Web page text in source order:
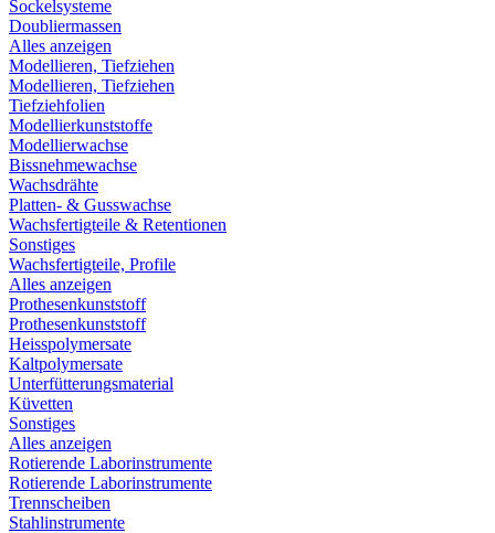
Sockelsysteme
Doubliermassen
Alles anzeigen
Modellieren, Tiefziehen
Modellieren, Tiefziehen
Tiefziehfolien
Modellierkunststoffe
Modellierwachse
Bissnehmewachse
Wachsdrähte
Platten- & Gusswachse
Wachsfertigteile & Retentionen
Sonstiges
Wachsfertigteile, Profile
Alles anzeigen
Prothesenkunststoff
Prothesenkunststoff
Heisspolymersate
Kaltpolymersate
Unterfütterungsmaterial
Küvetten
Sonstiges
Alles anzeigen
Rotierende Laborinstrumente
Rotierende Laborinstrumente
Trennscheiben
Stahlinstrumente